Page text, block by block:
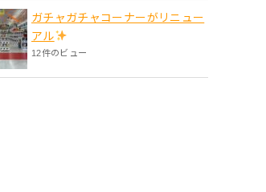
ガチャガチャコーナーがリニュー
アル
12件のビュー